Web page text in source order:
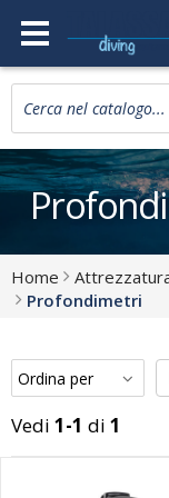
Home
Profondimetri
Vedi 1-1 di 1